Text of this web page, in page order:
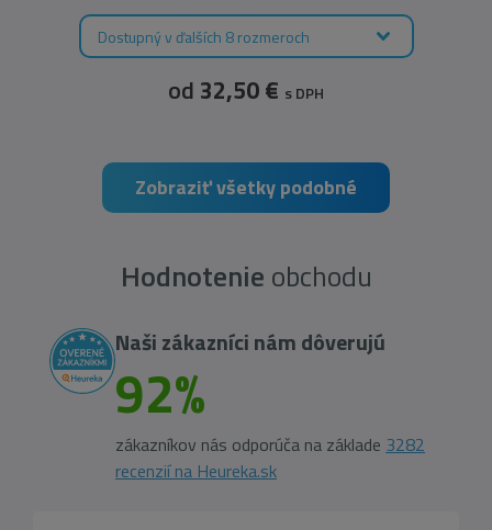
Dostupný v ďalších 8 rozmeroch
od 32,50 € s DPH
Zobraziť všetky podobné
Hodnotenie obchodu
Naši zákazníci nám dôverujú
92%
zákazníkov nás odporúča na základe 3282
recenzií na Heureka.sk